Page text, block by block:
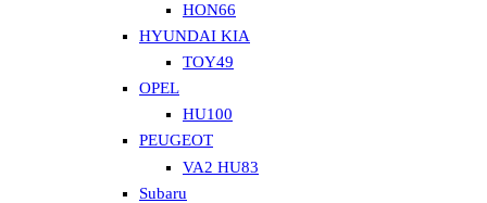
HON66
HYUNDAI KIA
TOY49
OPEL
HU100
PEUGEOT
VA2 HU83
Subaru